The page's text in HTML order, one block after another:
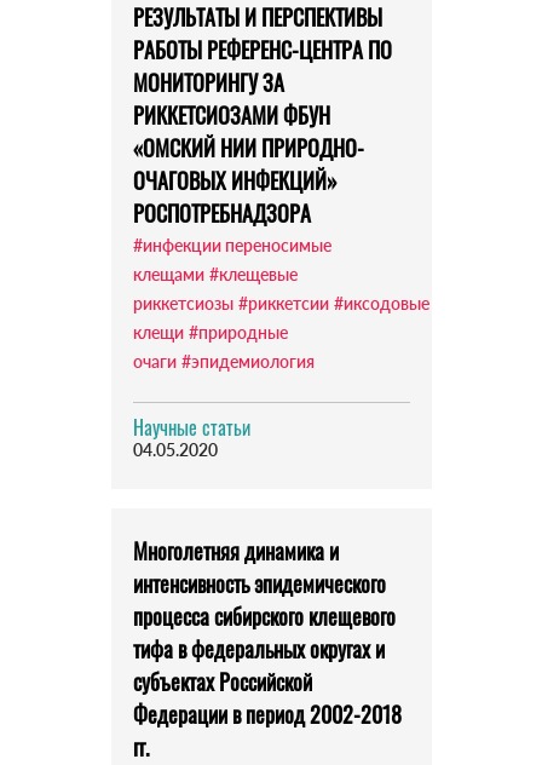
РЕЗУЛЬТАТЫ И ПЕРСПЕКТИВЫ
РАБОТЫ РЕФЕРЕНС-ЦЕНТРА ПО
МОНИТОРИНГУ ЗА
РИККЕТСИОЗАМИ ФБУН
«ОМСКИЙ НИИ ПРИРОДНО-
ОЧАГОВЫХ ИНФЕКЦИЙ»
РОСПОТРЕБНАДЗОРА
#инфекции переносимые
клещами #клещевые
риккетсиозы #риккетсии #иксодовые
клещи #природные
очаги #эпидемиология
Научные статьи
04.05.2020
Многолетняя динамика и
интенсивность эпидемического
процесса сибирского клещевого
тифа в федеральных округах и
субъектах Российской
Федерации в период 2002-2018
гг.